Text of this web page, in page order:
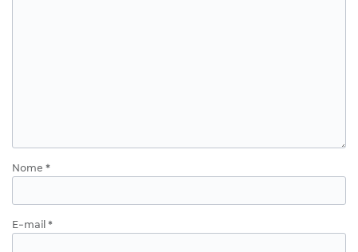
Nome *
E-mail *